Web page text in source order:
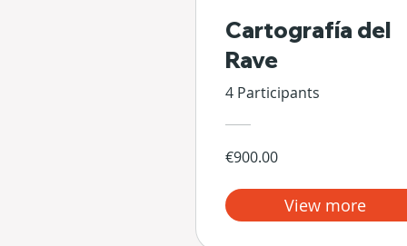
Cartografía del
Rave
4 Participants
€900.00
View more